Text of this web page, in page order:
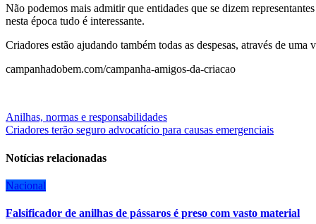
Não podemos mais admitir que entidades que se dizem
nesta época tudo é interessante.
Criadores estão ajudando também todas as despesas, através de
campanhadobem.com/campanha-amigos-da-criacao
Navegação
de
Post
Anilhas, normas e responsabilidades
Criadores terão seguro advocatício para causas emergenciais
Notícias relacionadas
Nacional
Falsificador de anilhas de pássaros é preso com vasto material